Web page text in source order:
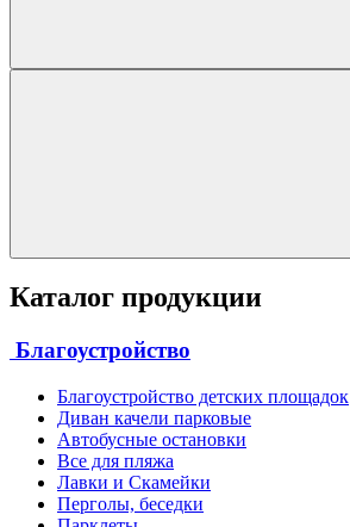
Каталог продукции
Благоустройство
Благоустройство детских площадок
Диван качели парковые
Автобусные остановки
Все для пляжа
Лавки и Скамейки
Перголы, беседки